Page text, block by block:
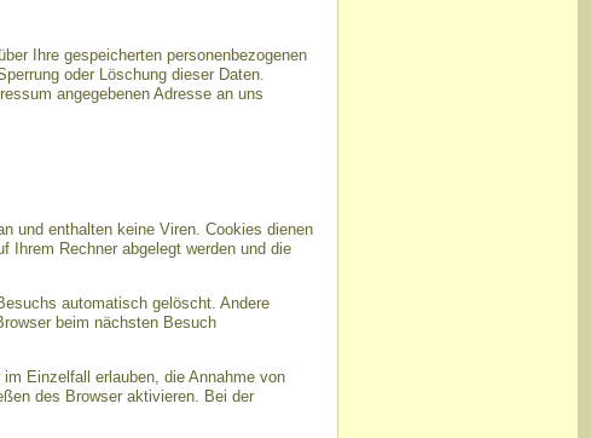
Ihre gespeicherten personenbezogenen
oder Löschung dieser Daten.
angegebenen Adresse an uns
und enthalten keine Viren. Cookies dienen
Ihrem Rechner abgelegt werden und die
automatisch gelöscht. Andere
beim nächsten Besuch
Einzelfall erlauben, die Annahme von
des Browser aktivieren. Bei der